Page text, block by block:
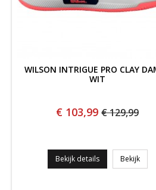
WILSON INTRIGUE PRO CLAY
WIT
€ 103,99 € 129,99
Bekijk details Bekijk